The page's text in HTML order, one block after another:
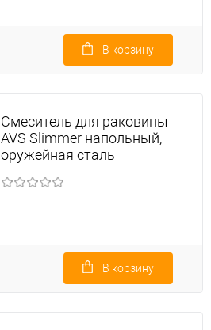
В корзину
Смеситель для раковины
AVS Slimmer напольный,
оружейная сталь
В корзину